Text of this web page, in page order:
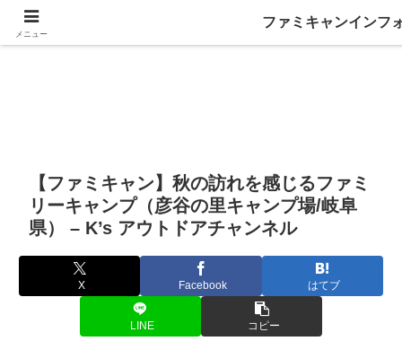
【ファミキャン】秋の訪れを感じるファミ
リーキャンプ（彦谷の里キャンプ場/岐阜
県） – K’s アウトドアチャンネル
X Facebook はてブ
LINE コピー
メニュー
ファミキャンインフ